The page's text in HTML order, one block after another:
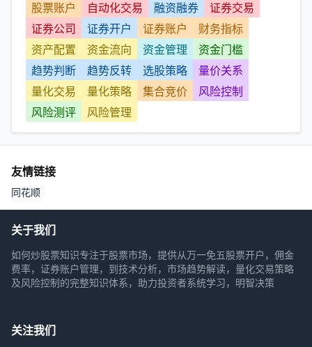
股票账户
自动化交易 融资融券
证券交易
证券公司
证券开户 证券账户
财务指标
资产配置
资金流向 资金管理
资金门槛
趋势判断
趋势反转 选股策略
量价关系
量化交易
量化策略 集合竞价
风险控制
风险测评
风险管理
友情链接
同花顺
关于我们
如何炒股票知识专注于股票市场，提供从万一免五股票开户，佣金
费率，证券账户管理，到技术分析，市场趋势解读，量化交易策略
及风险控制的完整知识体系，助力投资者系统学习，明智决策
关注我们